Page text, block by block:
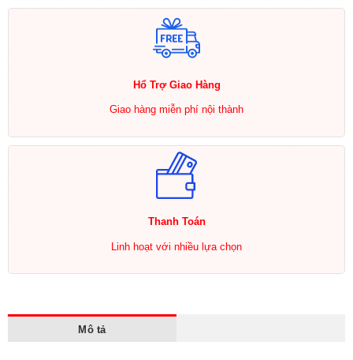
Hổ Trợ Giao Hàng
Giao hàng miễn phí nội thành
Thanh Toán
Linh hoạt với nhiều lựa chọn
Mô tả